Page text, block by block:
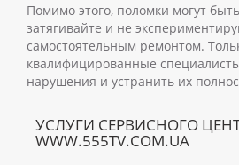
Помимо этого, поломки могут
затягивайте и не
самостоятельным ремонтом.
квалифицированные
нарушения и устранить их
УСЛУГИ СЕРВИСНОГО
WWW.555TV.COM.UA